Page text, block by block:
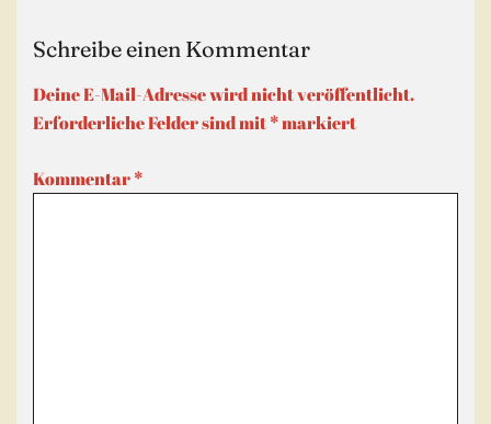
Schreibe einen Kommentar
Deine E-Mail-Adresse wird nicht veröffentlicht.
Erforderliche Felder sind mit*markiert
Kommentar*